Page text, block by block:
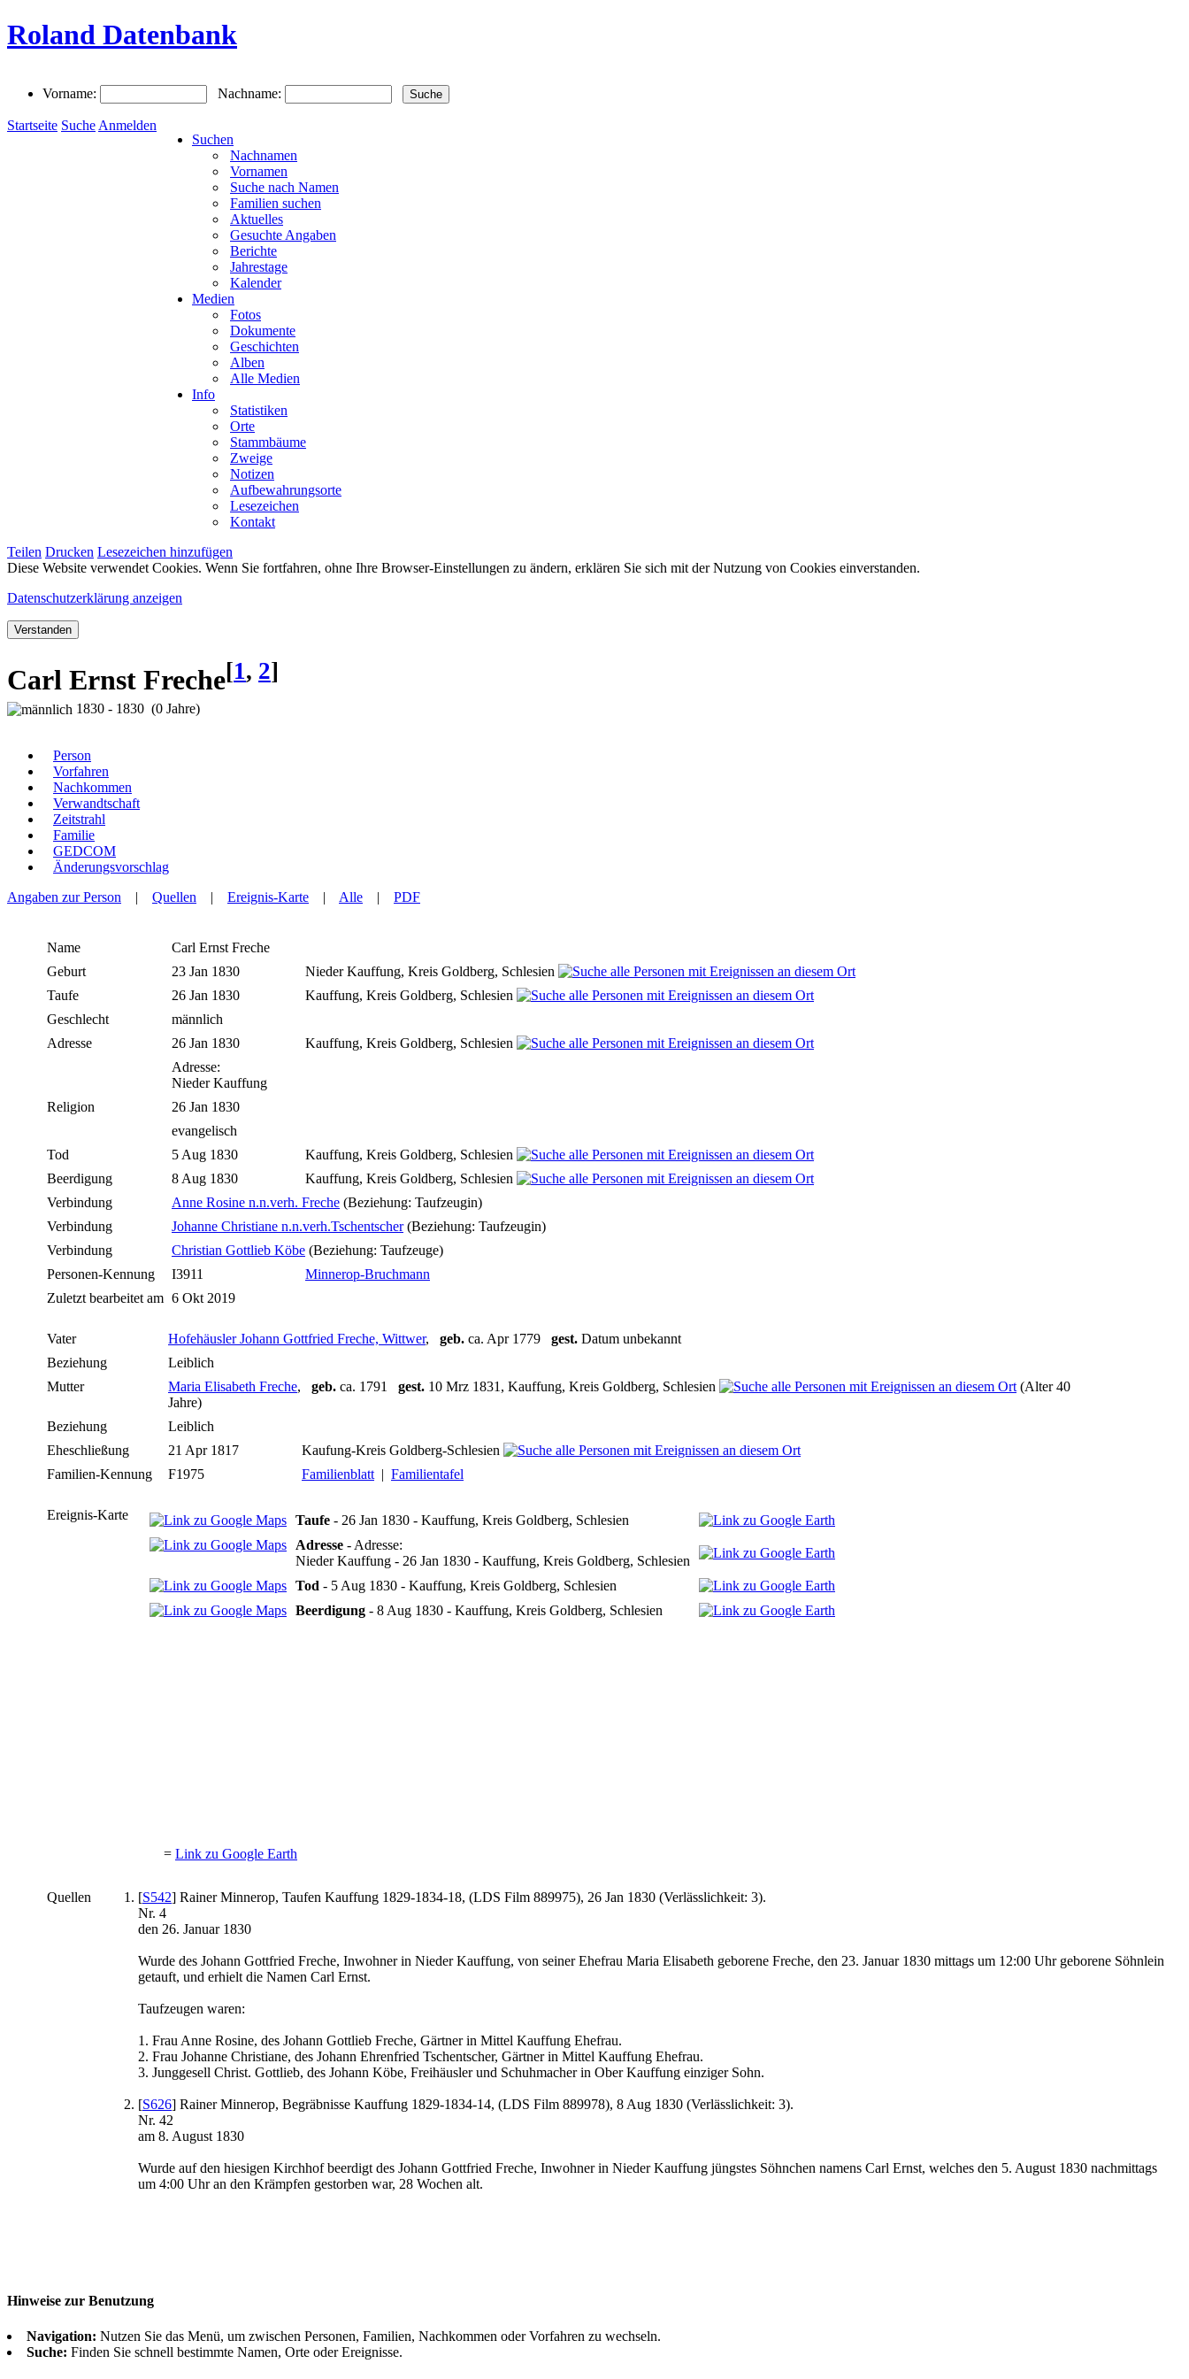
Roland Datenbank
Vorname: Nachname:
Startseite Suche Anmelden
Suchen
Nachnamen
Vornamen
Suche nach Namen
Familien suchen
Aktuelles
Gesuchte Angaben
Berichte
Jahrestage
Kalender
Medien
Fotos
Dokumente
Geschichten
Alben
Alle Medien
Info
Statistiken
Orte
Stammbäume
Zweige
Notizen
Aufbewahrungsorte
Lesezeichen
Kontakt
Teilen Drucken Lesezeichen hinzufügen
Diese Website verwendet Cookies. Wenn Sie fortfahren, ohne Ihre Browser-Einstellungen zu ändern, erklären Sie sich mit der Nutzung von Cookies einverstanden.
Datenschutzerklärung anzeigen
Verstanden
Carl Ernst Freche[1, 2]
1830 - 1830 (0 Jahre)
Person
Vorfahren
Nachkommen
Verwandtschaft
Zeitstrahl
Familie
GEDCOM
Änderungsvorschlag
Angaben zur Person | Quellen | Ereignis-Karte | Alle | PDF
Name Carl Ernst Freche
Geburt
23 Jan 1830
Nieder Kauffung, Kreis Goldberg, Schlesien
Taufe
26 Jan 1830
Kauffung, Kreis Goldberg, Schlesien
Geschlecht
männlich
Adresse
26 Jan 1830
Kauffung, Kreis Goldberg, Schlesien
Adresse:
Nieder Kauffung
Religion
26 Jan 1830
evangelisch
Tod
5 Aug 1830
Kauffung, Kreis Goldberg, Schlesien
Beerdigung
8 Aug 1830
Kauffung, Kreis Goldberg, Schlesien
Verbindung
Anne Rosine n.n.verh. Freche (Beziehung: Taufzeugin)
Verbindung
Johanne Christiane n.n.verh.Tschentscher(Beziehung: Taufzeugin)
Verbindung
Christian Gottlieb Köbe (Beziehung: Taufzeuge)
Personen-Kennung
I3911
Minnerop-Bruchmann
Zuletzt bearbeitet am 6 Okt 2019
Vater Hofehäusler Johann Gottfried Freche, Wittwer, geb. ca. Apr 1779 gest. Datum unbekannt
Beziehung
Leiblich
Mutter
Maria Elisabeth Freche, geb. ca. 1791 gest. 10 Mrz 1831, Kauffung, Kreis Goldberg, Schlesien
(Alter 40
Jahre)
Beziehung
Leiblich
Eheschließung
21 Apr 1817
Kaufung-Kreis Goldberg-Schlesien
Familien-Kennung
F1975 Familienblatt | Familientafel
Ereignis-Karte Taufe - 26 Jan 1830 - Kauffung, Kreis Goldberg, Schlesien
Adresse - Adresse:
Nieder Kauffung - 26 Jan 1830 - Kauffung, Kreis Goldberg, Schlesien
Tod - 5 Aug 1830 - Kauffung, Kreis Goldberg, Schlesien
Beerdigung - 8 Aug 1830 - Kauffung, Kreis Goldberg, Schlesien
= Link zu Google Earth
Quellen [S542] Rainer Minnerop, Taufen Kauffung 1829-1834-18, (LDS Film 889975), 26 Jan 1830 (Verlässlichkeit: 3).
Nr. 4
den 26. Januar 1830
Wurde des Johann Gottfried Freche, Inwohner in Nieder Kauffung, von seiner Ehefrau Maria Elisabeth geborene Freche, den 23. Januar 1830 mittags um 12:00 Uhr geborene Söhnlein
getauft, und erhielt die Namen Carl Ernst.
Taufzeugen waren:
1. Frau Anne Rosine, des Johann Gottlieb Freche, Gärtner in Mittel Kauffung Ehefrau.
2. Frau Johanne Christiane, des Johann Ehrenfried Tschentscher, Gärtner in Mittel Kauffung Ehefrau.
3. Junggesell Christ. Gottlieb, des Johann Köbe, Freihäusler und Schuhmacher in Ober Kauffung einziger Sohn.
[S626] Rainer Minnerop, Begräbnisse Kauffung 1829-1834-14, (LDS Film 889978), 8 Aug 1830 (Verlässlichkeit: 3).
Nr. 42
am 8. August 1830
Wurde auf den hiesigen Kirchhof beerdigt des Johann Gottfried Freche, Inwohner in Nieder Kauffung jüngstes Söhnchen namens Carl Ernst, welches den 5. August 1830 nachmittags
um 4:00 Uhr an den Krämpfen gestorben war, 28 Wochen alt.
Hinweise zur Benutzung
Navigation: Nutzen Sie das Menü, um zwischen Personen, Familien, Nachkommen oder Vorfahren zu wechseln.
Suche: Finden Sie schnell bestimmte Namen, Orte oder Ereignisse.